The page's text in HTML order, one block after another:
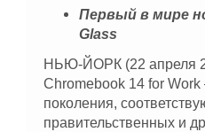
Первый в мире
Glass
НЬЮ-ЙОРК (22 апреля
Chromebook 14 for
поколения,
правительственных и